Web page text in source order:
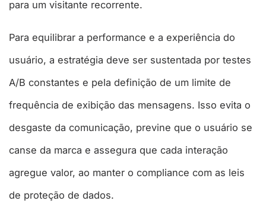
para um visitante recorrente.
Para equilibrar a performance e a experiência do
usuário, a estratégia deve ser sustentada por testes
A/B constantes e pela definição de um limite de
frequência de exibição das mensagens. Isso evita o
desgaste da comunicação, previne que o usuário se
canse da marca e assegura que cada interação
agregue valor, ao manter o compliance com as leis
de proteção de dados.